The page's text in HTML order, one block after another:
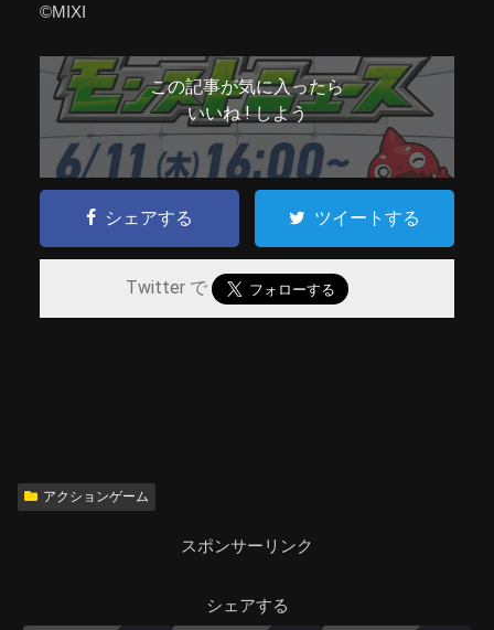
©MIXI
この記事が気に入ったら
いいね ! しよう
シェアする ツイートする
Twitter で
アクションゲーム
スポンサーリンク
シェアする